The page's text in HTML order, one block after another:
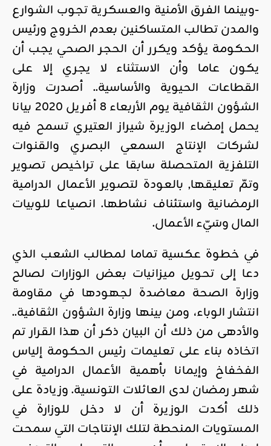
-وبينما الفرق الأمنية والعسكرية تجوب الشوارع
والمدن تطالب المتساكنين بعدم الخروج ورئيس
الحكومة يؤكد ويكرر أن الحجر الصحي يجب أن
يكون عاما وأن الاستثناء لا يجري إلا على
القطاعات الحيوية والأساسية.. أصدرت وزارة
الشؤون الثقافية يوم الأربعاء 8 أفريل 2020 بيانا
يحمل إمضاء الوزيرة شيراز العتيري تسمح فيه
لشركات الإنتاج السمعي البصري والقنوات
التلفزية المتحصلة سابقا على تراخيص تصوير
وتمّ تعليقها, بالعودة لتصوير الأعمال الدرامية
الرمضانية واستئناف نشاطها. انصياعا للوبيات
المال وسَيّء الأعمال.
في خطوة عكسية تماما لمطالب الشعب الذي
دعا إلى تحويل ميزانيات بعض الوزارات لصالح
وزارة الصحة معاضدة لجهودها في مقاومة
انتشار الوباء، ومن بينها وزارة الشؤون الثقافية..
والأدهى من ذلك أن البيان ذكر أن هذا القرار تم
اتخاذه بناء على تعليمات رئيس الحكومة إلياس
الفخفاخ وإيمانا بأهمية الأعمال الدرامية في
شهر رمضان لدى العائلات التونسية. وزيادة على
ذلك أكدت الوزيرة أن لا دخل للوزارة في
المستويات المنحطة لتلك الإنتاجات التي سمحت